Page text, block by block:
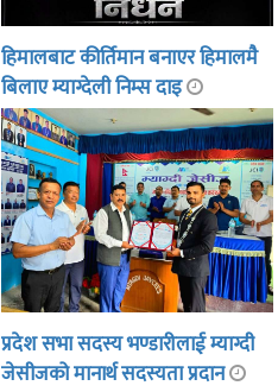
हिमालबाट कीर्तिमान बनाएर हिमालमै
बिलाए म्याग्देली निम्स दाइ
प्रदेश सभा सदस्य भण्डारीलाई म्याग्दी
जेसीजको मानार्थ सदस्यता प्रदान